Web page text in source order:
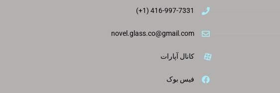
416-997-7331 (1+)
novel.glass.co@gmail.com
کانال آپارات
فیس بوک